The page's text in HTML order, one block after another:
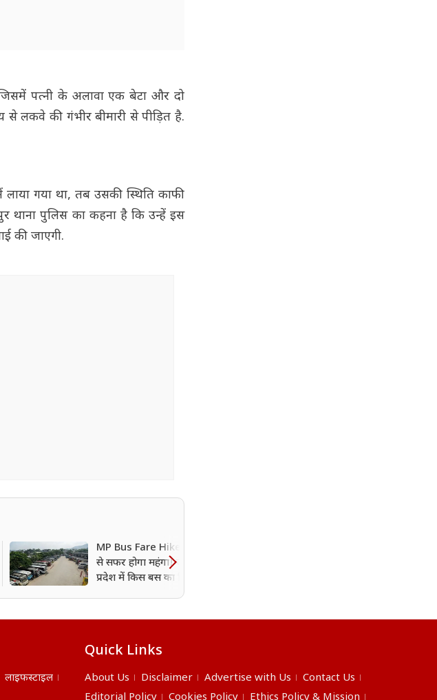
पत्नी के अलावा एक बेटा और दो
लकवे की गंभीर बीमारी से पीड़ित है.
लाया गया था, तब उसकी स्थिति काफी
थाना पुलिस का कहना है कि उन्हें इस
की जाएगी.
MP Bus Fare Hike: अब बस
से सफर होगा महंगा! जानिए मध्य
प्रदेश में किस बस का किराया
लाइफस्टाइल
Quick Links
About Us Disclaimer Advertise with Us
Contact Us